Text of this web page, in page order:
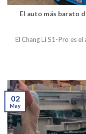
El auto más barato
El Chang Li S1-Pro es
02
May